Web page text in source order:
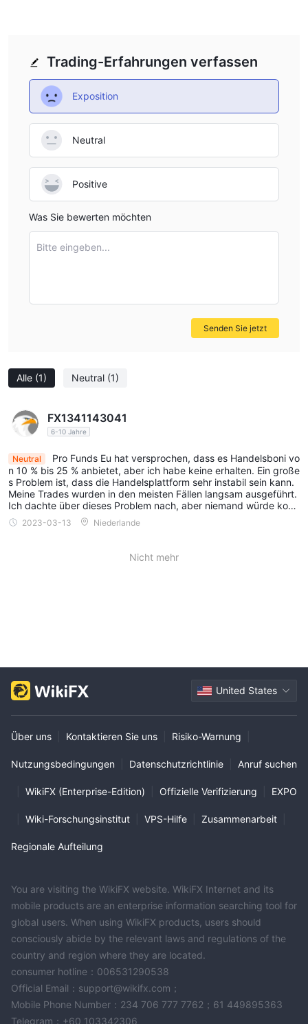
Alle (1) Neutral (1)
FX1341143041
6-10 Jahre
Neutral
Pro Funds Eu hat versprochen, dass es Handelsboni vo
n 10 % bis 25 % anbietet, aber ich habe keine erhalten. Ein große
s Problem ist, dass die Handelsplattform sehr instabil sein kann.
Meine Trades wurden in den meisten Fällen langsam ausgeführt.
Ich dachte über dieses Problem nach, aber niemand würde kom
men, um mein Problem zu lösen.
2023-03-13 Niederlande
Nicht mehr
Trading-Erfahrungen verfassen
Exposition
Neutral
Positive
Was Sie bewerten möchten
Bitte eingeben...
Senden Sie jetzt
United States
Über uns Kontaktieren Sie uns Risiko-Warnung
Nutzungsbedingungen Datenschutzrichtlinie Anruf suchen
WikiFX (Enterprise-Edition) Offizielle Verifizierung EXPO
Wiki-Forschungsinstitut VPS-Hilfe Zusammenarbeit
Regionale Aufteilung
You are visiting the WikiFX website. WikiFX Internet and its
mobile products are an enterprise information searching tool for
global users. When using WikiFX products, users should
consciously abide by the relevant laws and regulations of the
country and region where they are located.
consumer hotline：006531290538
Official Email：support@wikifx.com；
Mobile Phone Number：234 706 777 7762；61 449895363
Telegram：+60 103342306